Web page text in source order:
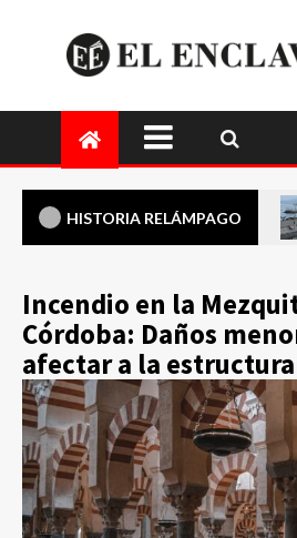
HISTORIA RELÁMPAGO
Incendio en la
Córdoba: Daños
afectar a la